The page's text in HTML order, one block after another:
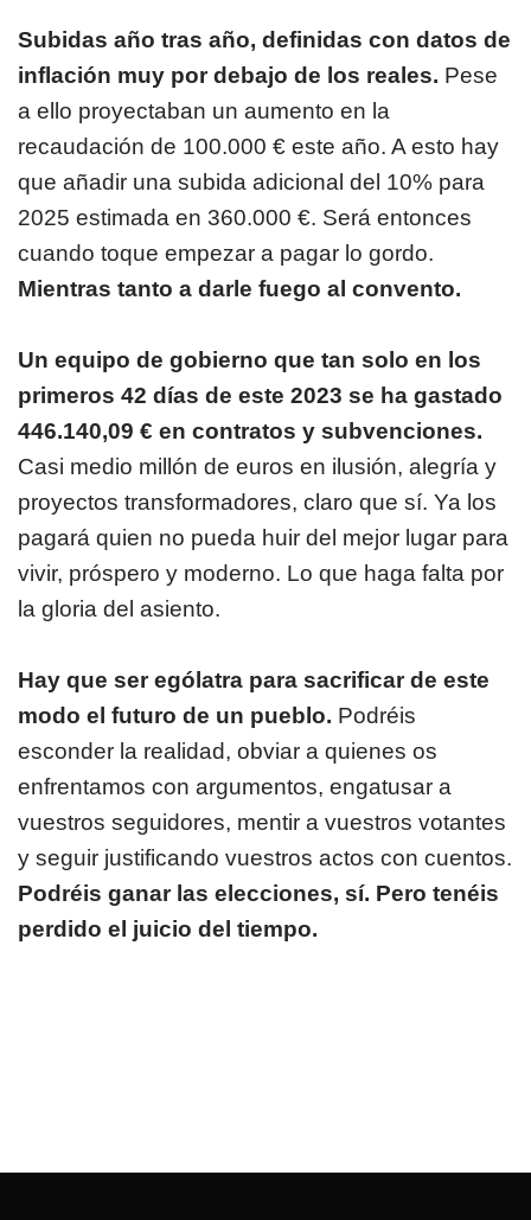
Subidas año tras año, definidas con datos de
inflación muy por debajo de los reales. Pese
a ello proyectaban un aumento en la
recaudación de 100.000 € este año. A esto hay
que añadir una subida adicional del 10% para
2025 estimada en 360.000 €. Será entonces
cuando toque empezar a pagar lo gordo.
Mientras tanto a darle fuego al convento.
Un equipo de gobierno que tan solo en los
primeros 42 días de este 2023 se ha gastado
446.140,09 € en contratos y subvenciones.
Casi medio millón de euros en ilusión, alegría y
proyectos transformadores, claro que sí. Ya los
pagará quien no pueda huir del mejor lugar para
vivir, próspero y moderno. Lo que haga falta por
la gloria del asiento.
Hay que ser ególatra para sacrificar de este
modo el futuro de un pueblo. Podréis
esconder la realidad, obviar a quienes os
enfrentamos con argumentos, engatusar a
vuestros seguidores, mentir a vuestros votantes
y seguir justificando vuestros actos con cuentos.
Podréis ganar las elecciones, sí. Pero tenéis
perdido el juicio del tiempo.